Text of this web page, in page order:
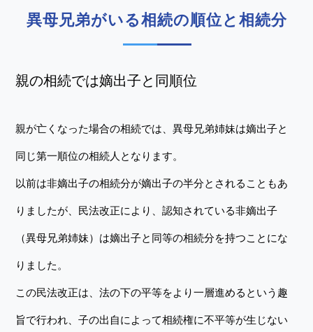
異母兄弟がいる相続の順位と相続分
親の相続では嫡出子と同順位
親が亡くなった場合の相続では、異母兄弟姉妹は嫡出子と
同じ第一順位の相続人となります。
以前は非嫡出子の相続分が嫡出子の半分とされることもあ
りましたが、民法改正により、認知されている非嫡出子
（異母兄弟姉妹）は嫡出子と同等の相続分を持つことにな
りました。
この民法改正は、法の下の平等をより一層進めるという趣
旨で行われ、子の出自によって相続権に不平等が生じない